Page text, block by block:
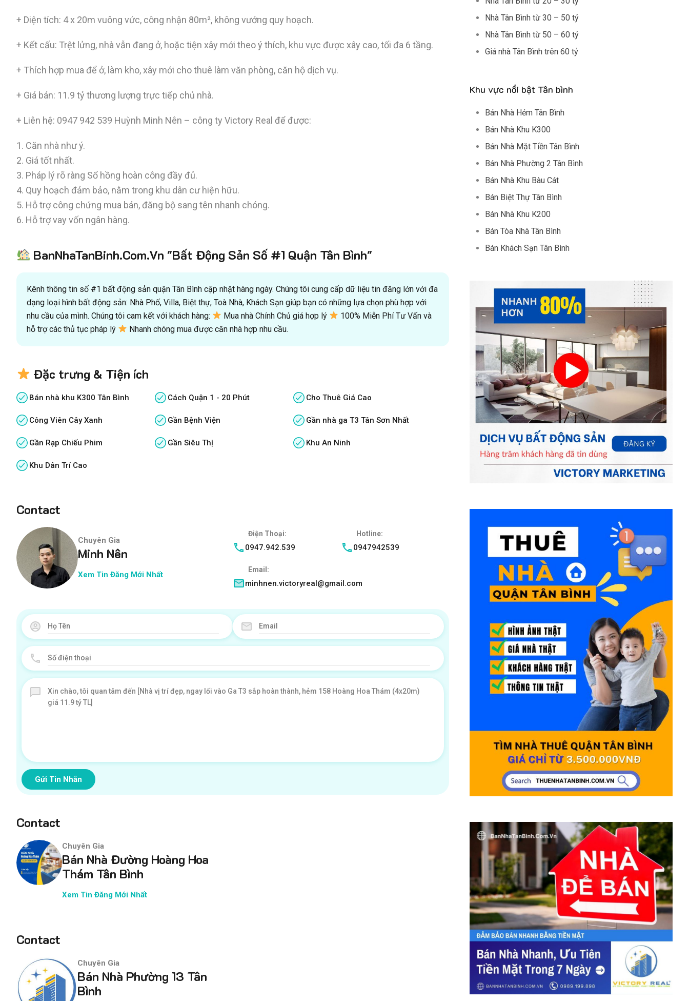
+ Diện tích: 4 x 20m vuông vức, công nhận 80m², không vướng quy hoạch.
+ Kết cấu: Trệt lửng, nhà vẫn đang ở, hoặc tiện xây mới theo ý thích, khu vực được xây cao, tối đa 6 tầng.
+ Thích hợp mua để ở, làm kho, xây mới cho thuê làm văn phòng, căn hộ dịch vụ.
+ Giá bán: 11.9 tỷ thương lượng trực tiếp chủ nhà.
+ Liên hệ: 0947 942 539 Huỳnh Minh Nên – công ty Victory Real để được:
1. Căn nhà như ý.
2. Giá tốt nhất.
3. Pháp lý rõ ràng Sổ hồng hoàn công đầy đủ.
4. Quy hoạch đảm bảo, nằm trong khu dân cư hiện hữu.
5. Hỗ trợ công chứng mua bán, đăng bộ sang tên nhanh chóng.
6. Hỗ trợ vay vốn ngân hàng.
BanNhaTanBinh.Com.Vn "Bất Động Sản Số #1 Quận Tân Bình"
Kênh thông tin số #1 bất động sản quận Tân Bình cập nhật hàng ngày. Chúng tôi cung cấp dữ liệu tin đăng lớn với đa
dạng loại hình bất động sản: Nhà Phố, Villa, Biệt thự, Toà Nhà, Khách Sạn giúp bạn có những lựa chọn phù hợp với
nhu cầu của mình. Chúng tôi cam kết với khách hàng:
Mua nhà Chính Chủ giá hợp lý
100% Miễn Phí Tư Vấn và
hỗ trợ các thủ tục pháp lý
Nhanh chóng mua được căn nhà hợp nhu cầu.
Đặc trưng & Tiện ích
Bán nhà khu K300 Tân Bình Cách Quận 1 - 20 Phút Cho Thuê Giá Cao
Công Viên Cây Xanh Gần Bệnh Viện Gần nhà ga T3 Tân Sơn Nhất
Gần Rạp Chiếu Phim Gần Siêu Thị Khu An Ninh
Khu Dân Trí Cao
Contact
Chuyên Gia
Minh Nên
Xem Tin Đăng Mới Nhất
Điện Thoại:
0947.942.539
Hotline:
0947942539
Email:
minhnen.victoryreal@gmail.com
Gửi Tin Nhắn
Contact
Chuyên Gia
Bán Nhà Đường Hoàng Hoa
Thám Tân Bình
Xem Tin Đăng Mới Nhất
Contact
Chuyên Gia
Bán Nhà Phường 13 Tân
Bình
Nhà Tân Bình từ 30 – 50 tỷ
Nhà Tân Bình từ 50 – 60 tỷ
Giá nhà Tân Bình trên 60 tỷ
Khu vực nổi bật Tân bình
Bán Nhà Hẻm Tân Bình
Bán Nhà Khu K300
Bán Nhà Mặt Tiền Tân Bình
Bán Nhà Phường 2 Tân Bình
Bán Nhà Khu Bàu Cát
Bán Biệt Thự Tân Bình
Bán Nhà Khu K200
Bán Tòa Nhà Tân Bình
Bán Khách Sạn Tân Bình